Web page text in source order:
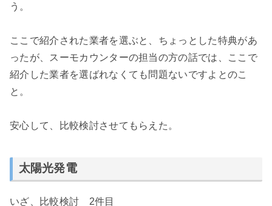
う。
ここで紹介された業者を選ぶと、ちょっとした特典があ
ったが、スーモカウンターの担当の方の話では、ここで
紹介した業者を選ばれなくても問題ないですよとのこ
と。
安心して、比較検討させてもらえた。
太陽光発電
いざ、比較検討 2件目